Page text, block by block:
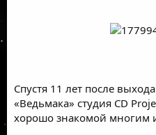
Спустя 11 лет после
«Ведьмака» студия CD
хорошо знакомой многим